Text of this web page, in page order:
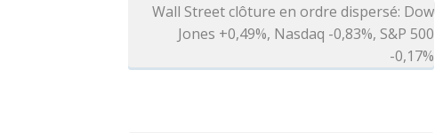
Wall Street clôture en ordre dispersé: Dow
Jones +0,49%, Nasdaq -0,83%, S&P 500
-0,17%